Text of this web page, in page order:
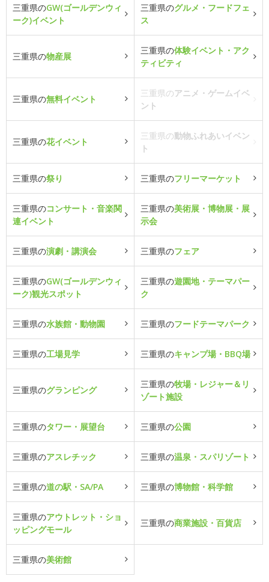
三重県のGW(ゴールデンウィ
ーク)イベント
三重県のグルメ・フードフェ
ス
三重県の物産展
三重県の体験イベント・アク
ティビティ
三重県の無料イベント
三重県のアニメ・ゲームイベ
ント
三重県の花イベント
三重県の動物ふれあいイベン
ト
三重県の祭り 三重県のフリーマーケット
三重県のコンサート・音楽関
連イベント
三重県の美術展・博物展・展
示会
三重県の演劇・講演会 三重県のフェア
三重県のGW(ゴールデンウィ
ーク)観光スポット
三重県の遊園地・テーマパー
ク
三重県の水族館・動物園 三重県のフードテーマパーク
三重県の工場見学 三重県のキャンプ場・BBQ場
三重県のグランピング
三重県の牧場・レジャー＆リ
ゾート施設
三重県のタワー・展望台 三重県の公園
三重県のアスレチック 三重県の温泉・スパリゾート
三重県の道の駅・SA/PA 三重県の博物館・科学館
三重県のアウトレット・ショ
ッピングモール
三重県の商業施設・百貨店
三重県の美術館